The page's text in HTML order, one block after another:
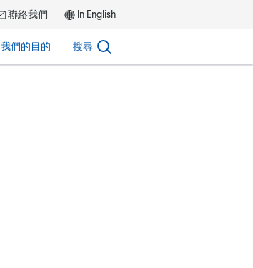
聯絡我們 In English
我們的目的 搜尋